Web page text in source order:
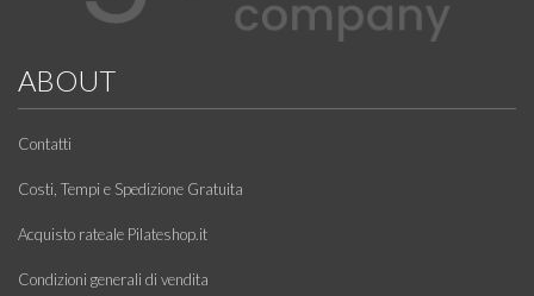
ABOUT
Contatti
Costi, Tempi e Spedizione Gratuita
Acquisto rateale Pilateshop.it
Condizioni generali di vendita